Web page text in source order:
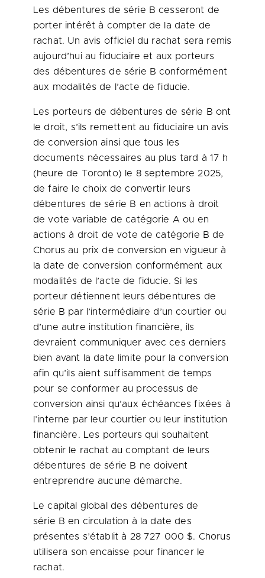
Les débentures de série B cesseront de
porter intérêt à compter de la date de
rachat. Un avis officiel du rachat sera remis
aujourd’hui au fiduciaire et aux porteurs
des débentures de série B conformément
aux modalités de l’acte de fiducie.
Les porteurs de débentures de série B ont
le droit, s’ils remettent au fiduciaire un avis
de conversion ainsi que tous les
documents nécessaires au plus tard à 17 h
(heure de Toronto) le 8 septembre 2025,
de faire le choix de convertir leurs
débentures de série B en actions à droit
de vote variable de catégorie A ou en
actions à droit de vote de catégorie B de
Chorus au prix de conversion en vigueur à
la date de conversion conformément aux
modalités de l’acte de fiducie. Si les
porteur détiennent leurs débentures de
série B par l’intermédiaire d’un courtier ou
d’une autre institution financière, ils
devraient communiquer avec ces derniers
bien avant la date limite pour la conversion
afin qu’ils aient suffisamment de temps
pour se conformer au processus de
conversion ainsi qu’aux échéances fixées à
l’interne par leur courtier ou leur institution
financière. Les porteurs qui souhaitent
obtenir le rachat au comptant de leurs
débentures de série B ne doivent
entreprendre aucune démarche.
Le capital global des débentures de
série B en circulation à la date des
présentes s’établit à 28 727 000 $. Chorus
utilisera son encaisse pour financer le
rachat.